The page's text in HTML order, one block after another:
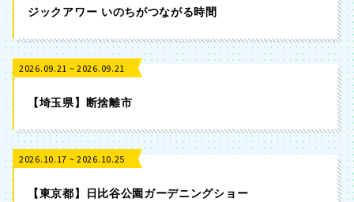
ジックアワー いのちがつながる時間
2026.09.21 ~ 2026.09.21
【埼玉県】断捨離市
2026.10.17 ~ 2026.10.25
【東京都】日比谷公園ガーデニングショー